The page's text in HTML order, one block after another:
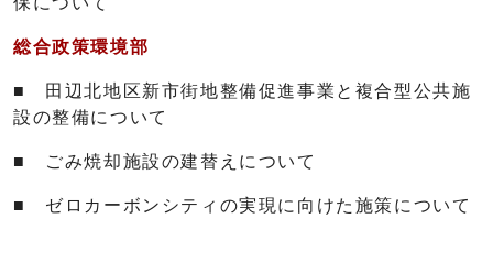
総合政策環境部
■ 田辺北地区新市街地整備促進事業と複合型公共施
設の整備について
■ ごみ焼却施設の建替えについて
■ ゼロカーボンシティの実現に向けた施策について